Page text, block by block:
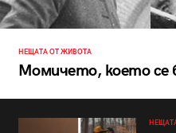
НЕЩАТА ОТ ЖИВОТА
Момичето, което се